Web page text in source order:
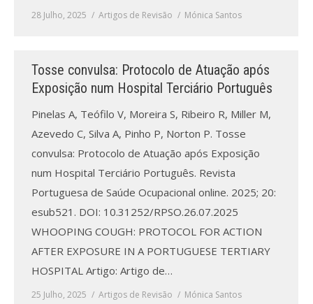
28 Julho, 2025 Artigos de Revisão Mónica Santos
Tosse convulsa: Protocolo de Atuação após
Exposição num Hospital Terciário Português
Pinelas A, Teófilo V, Moreira S, Ribeiro R, Miller M,
Azevedo C, Silva A, Pinho P, Norton P. Tosse
convulsa: Protocolo de Atuação após Exposição
num Hospital Terciário Português. Revista
Portuguesa de Saúde Ocupacional online. 2025; 20:
esub521. DOI: 10.31252/RPSO.26.07.2025
WHOOPING COUGH: PROTOCOL FOR ACTION
AFTER EXPOSURE IN A PORTUGUESE TERTIARY
HOSPITAL Artigo: Artigo de…
25 Julho, 2025 Artigos de Revisão Mónica Santos